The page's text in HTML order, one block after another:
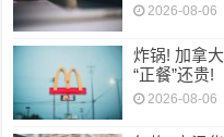
2026-08-06
炸锅! 加拿
“正餐”还贵!
2026-08-06